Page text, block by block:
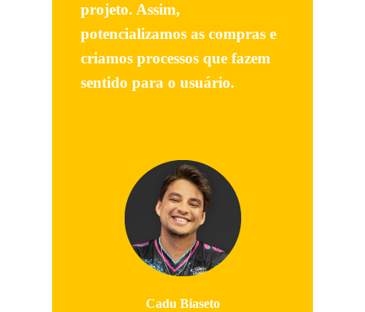
projeto. Assim,
potencializamos as compras e
criamos processos que fazem
sentido para o usuário.
Cadu Biaseto